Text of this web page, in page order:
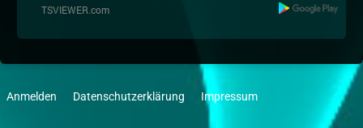
Anmelden Datenschutzerklärung Impressum